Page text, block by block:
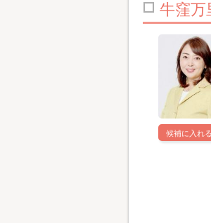
牛窪万
候補に入れる